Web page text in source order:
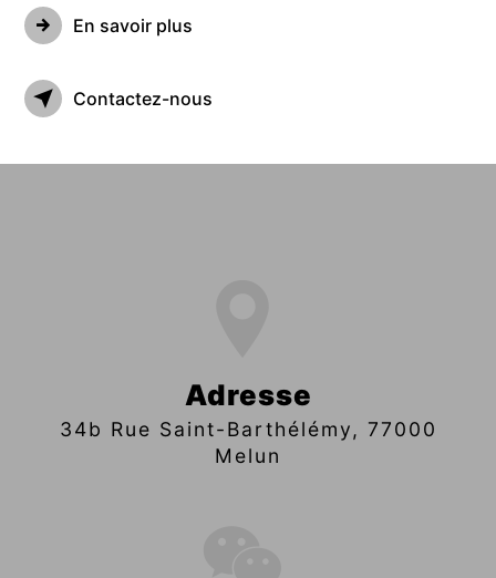
En savoir plus
Contactez-nous
Adresse
34b Rue Saint-Barthélémy, 77000
Melun